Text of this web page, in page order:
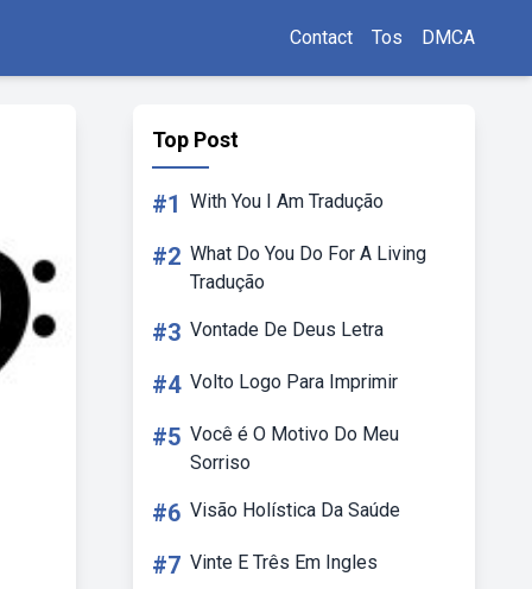
Contact Tos DMCA
Top Post
#1 With You I Am Tradução
#2 What Do You Do For A Living
Tradução
#3 Vontade De Deus Letra
#4 Volto Logo Para Imprimir
#5 Você é O Motivo Do Meu
Sorriso
#6 Visão Holística Da Saúde
#7 Vinte E Três Em Ingles